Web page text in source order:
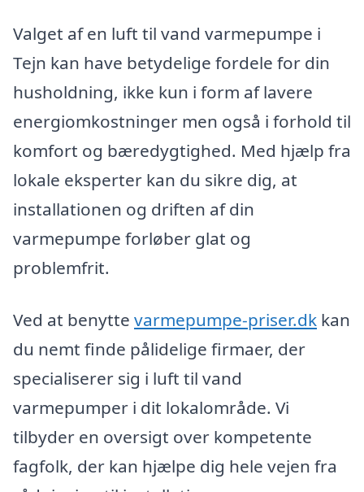
Valget af en luft til vand varmepumpe i
Tejn kan have betydelige fordele for din
husholdning, ikke kun i form af lavere
energiomkostninger men også i forhold til
komfort og bæredygtighed. Med hjælp fra
lokale eksperter kan du sikre dig, at
installationen og driften af din
varmepumpe forløber glat og
problemfrit.
Ved at benytte varmepumpe-priser.dk kan
du nemt finde pålidelige firmaer, der
specialiserer sig i luft til vand
varmepumper i dit lokalområde. Vi
tilbyder en oversigt over kompetente
fagfolk, der kan hjælpe dig hele vejen fra